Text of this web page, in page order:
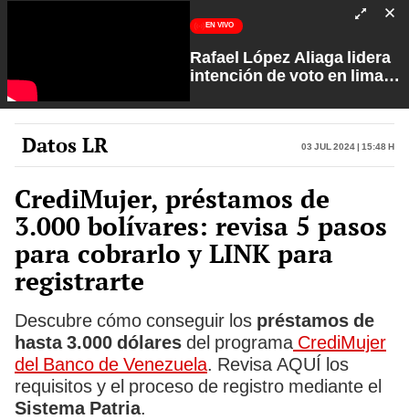
EN VIVO
Rafael López Aliaga lidera
intención de voto en lima
con Manuela Camacho
Datos LR 03 Jul 2024 | 15:48 h
CrediMujer, préstamos de
3.000 bolívares: revisa 5 pasos
para cobrarlo y LINK para
registrarte
Descubre cómo conseguir los préstamos de
hasta 3.000 dólares del programa CrediMujer
del Banco de Venezuela. Revisa AQUÍ los
requisitos y el proceso de registro mediante el
Sistema Patria.